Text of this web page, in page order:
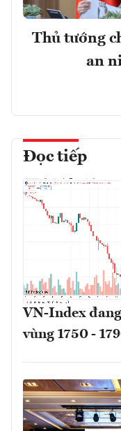
Thủ tướng
an
Đọc tiếp
VN-Index
vùng 1750 -